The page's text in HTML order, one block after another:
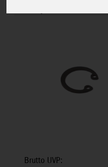
Brutto UVP: